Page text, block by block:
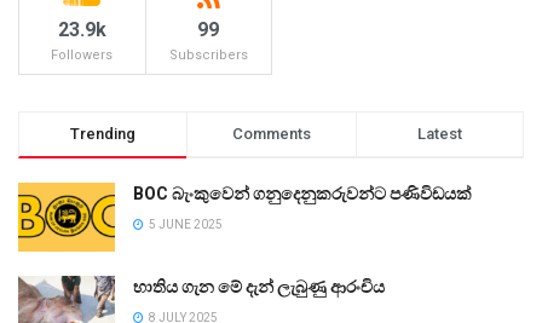
23.9k
Followers
99
Subscribers
Trending Comments Latest
BOC බැංකුවෙන් ගනුදෙනුකරුවන්ට පණිවිඩයක්
5 JUNE 2025
භාතිය ගැන මේ දැන් ලැබුණු ආරංචිය
8 JULY 2025